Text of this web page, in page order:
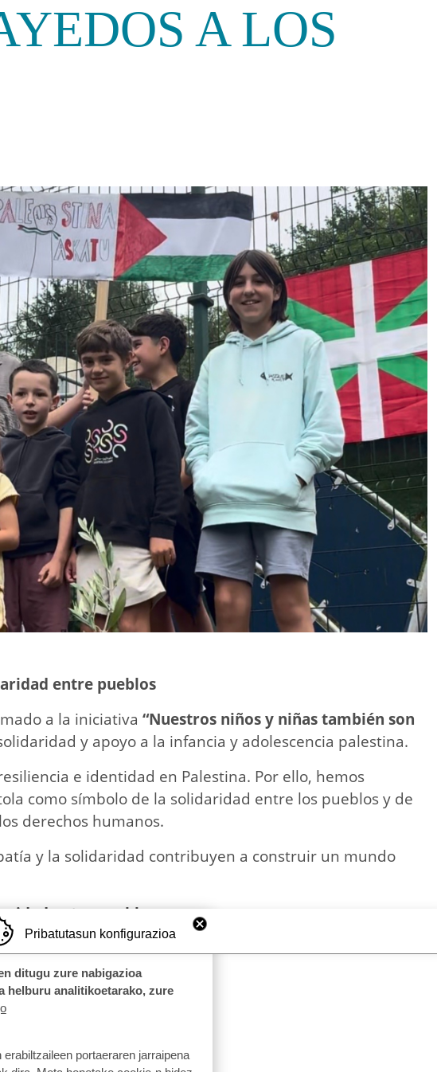
A LOS
entre pueblos
a la iniciativa“Nuestros niños y niñas también son
y apoyo a la infancia y adolescencia palestina.
e identidad en Palestina. Por ello, hemos
como símbolo de la solidaridad entre los pueblos y de
derechos humanos.
y la solidaridad contribuyen a construir un mundo
entre pueblos.
Pribatutasun konfigurazioa
ditugu zure nabigazioa
helburu analitikoetarako, zure
portaeraren jarraipena